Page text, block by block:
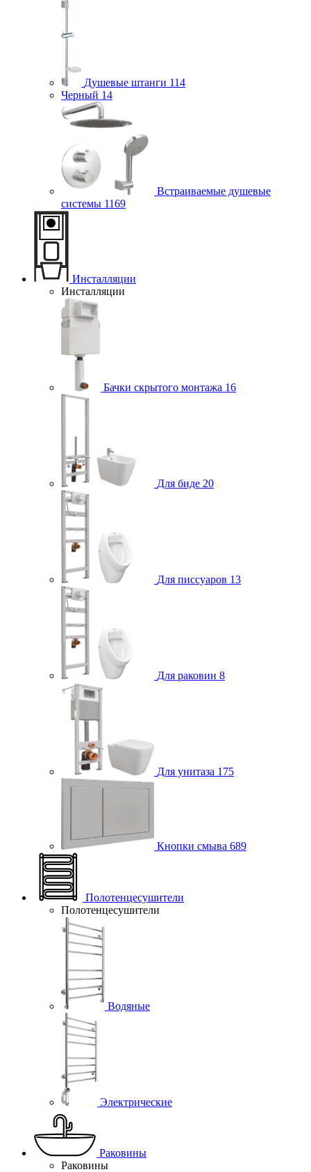
Душевые штанги 114
Черный 14
Встраиваемые душевые
системы 1169
Инсталляции
Инсталляции
Бачки скрытого монтажа 16
Для биде 20
Для писсуаров 13
Для раковин 8
Для унитаза 175
Кнопки смыва 689
Полотенцесушители
Полотенцесушители
Водяные
Электрические
Раковины
Раковины